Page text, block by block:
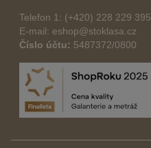
Telefon 1: (+420) 228 229 395
E-mail: eshop@stoklasa.cz
Číslo účtu: 5487372/0800